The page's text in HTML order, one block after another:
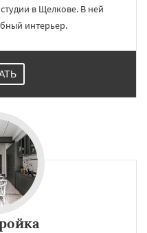
в Щелкове. В ней
интерьер.